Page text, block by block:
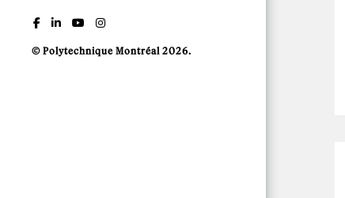
© Polytechnique Montréal 2026.